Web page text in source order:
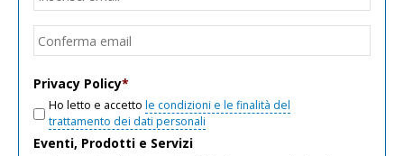
Privacy Policy*
Ho letto e accetto le condizioni e le finalità del
trattamento dei dati personali
Eventi, Prodotti e Servizi